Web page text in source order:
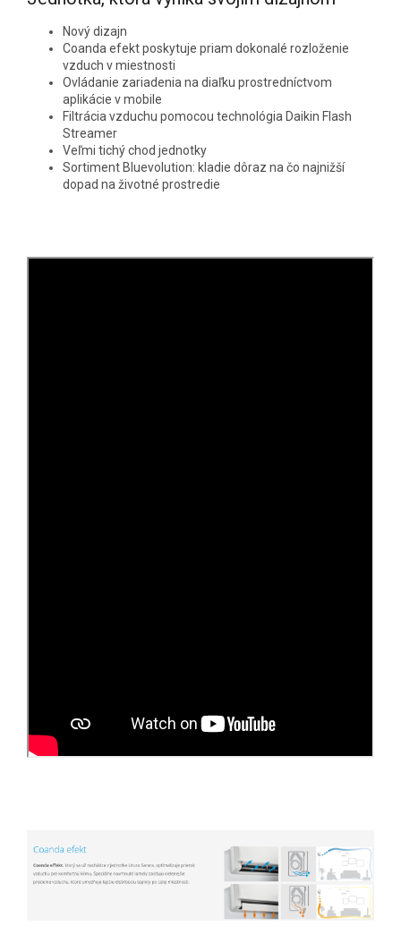
Nový dizajn
Coanda efekt poskytuje priam dokonalé rozloženie
vzduch v miestnosti
Ovládanie zariadenia na diaľku prostredníctvom
aplikácie v mobile
Filtrácia vzduchu pomocou technológia Daikin Flash
Streamer
Veľmi tichý chod jednotky
Sortiment Bluevolution: kladie dôraz na čo najnižší
dopad na životné prostredie